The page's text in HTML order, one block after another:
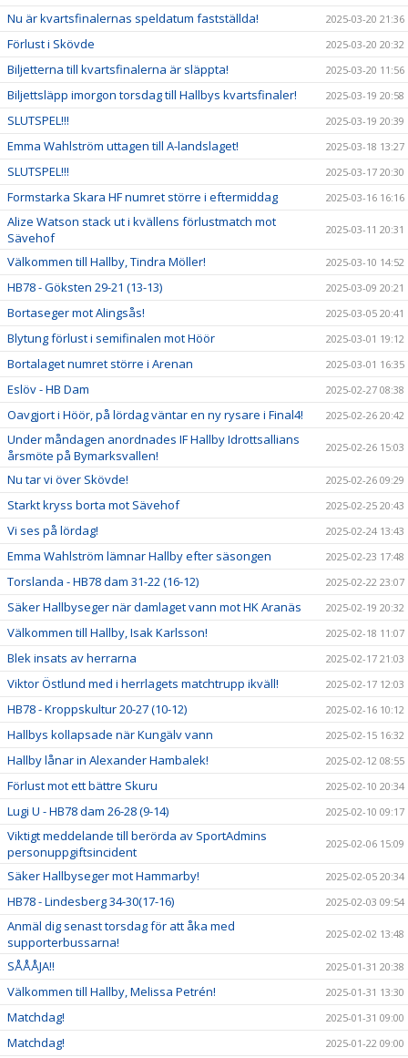
Nu är kvartsfinalernas speldatum fastställda!
2025-03-20 21:36
Förlust i Skövde 2025-03-20 20:32
Biljetterna till kvartsfinalerna är släppta! 2025-03-20 11:56
Biljettsläpp imorgon torsdag till Hallbys kvartsfinaler! 2025-03-19 20:58
SLUTSPEL!!! 2025-03-19 20:39
Emma Wahlström uttagen till A-landslaget! 2025-03-18 13:27
SLUTSPEL!!! 2025-03-17 20:30
Formstarka Skara HF numret större i eftermiddag 2025-03-16 16:16
Alize Watson stack ut i kvällens förlustmatch mot
Sävehof
2025-03-11 20:31
Välkommen till Hallby, Tindra Möller! 2025-03-10 14:52
HB78 - Göksten 29-21 (13-13) 2025-03-09 20:21
Bortaseger mot Alingsås! 2025-03-05 20:41
Blytung förlust i semifinalen mot Höör 2025-03-01 19:12
Bortalaget numret större i Arenan 2025-03-01 16:35
Eslöv - HB Dam 2025-02-27 08:38
Oavgjort i Höör, på lördag väntar en ny rysare i Final4! 2025-02-26 20:42
Under måndagen anordnades IF Hallby Idrottsallians
årsmöte på Bymarksvallen!
2025-02-26 15:03
Nu tar vi över Skövde! 2025-02-26 09:29
Starkt kryss borta mot Sävehof 2025-02-25 20:43
Vi ses på lördag! 2025-02-24 13:43
Emma Wahlström lämnar Hallby efter säsongen 2025-02-23 17:48
Torslanda - HB78 dam 31-22 (16-12) 2025-02-22 23:07
Säker Hallbyseger när damlaget vann mot HK Aranäs 2025-02-19 20:32
Välkommen till Hallby, Isak Karlsson! 2025-02-18 11:07
Blek insats av herrarna 2025-02-17 21:03
Viktor Östlund med i herrlagets matchtrupp ikväll! 2025-02-17 12:03
HB78 - Kroppskultur 20-27 (10-12) 2025-02-16 10:12
Hallbys kollapsade när Kungälv vann 2025-02-15 16:32
Hallby lånar in Alexander Hambalek! 2025-02-12 08:55
Förlust mot ett bättre Skuru 2025-02-10 20:34
Lugi U - HB78 dam 26-28 (9-14) 2025-02-10 09:17
Viktigt meddelande till berörda av SportAdmins
personuppgiftsincident
2025-02-06 15:09
Säker Hallbyseger mot Hammarby! 2025-02-05 20:34
HB78 - Lindesberg 34-30(17-16) 2025-02-03 09:54
Anmäl dig senast torsdag för att åka med
supporterbussarna!
2025-02-02 13:48
SÅÅÅJA!! 2025-01-31 20:38
Välkommen till Hallby, Melissa Petrén! 2025-01-31 13:30
Matchdag! 2025-01-31 09:00
Matchdag! 2025-01-22 09:00